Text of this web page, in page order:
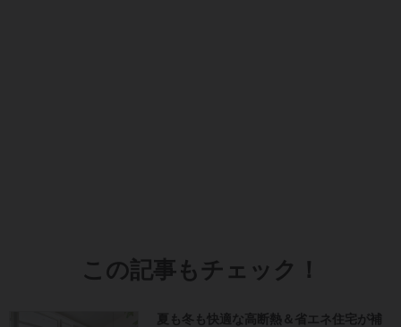
この記事もチェック！
夏も冬も快適な高断熱＆省エネ住宅が補